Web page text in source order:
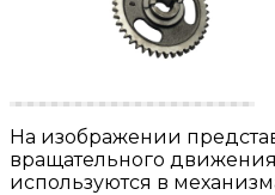
На изображении
вращательного
используются в